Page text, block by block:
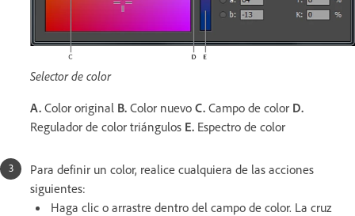
Selector de color
A. Color original B. Color nuevo C. Campo de color D.
Regulador de color triángulos E. Espectro de color
Para definir un color, realice cualquiera de las acciones
siguientes:
Haga clic o arrastre dentro del campo de color. La cruz